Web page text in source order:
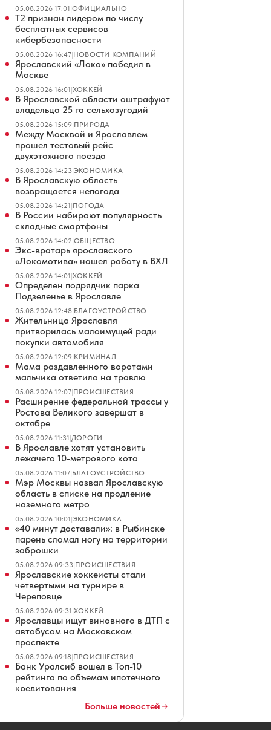
05.08.2026 17:01|ОФИЦИАЛЬНО
Т2 признан лидером по числу
бесплатных сервисов
кибербезопасности
05.08.2026 16:47|НОВОСТИ КОМПАНИЙ
Ярославский «Локо» победил в
Москве
05.08.2026 16:01|ХОККЕЙ
В Ярославской области оштрафуют
владельца 25 га сельхозугодий
05.08.2026 15:09|ПРИРОДА
Между Москвой и Ярославлем
прошел тестовый рейс
двухэтажного поезда
05.08.2026 14:23|ЭКОНОМИКА
В Ярославскую область
возвращается непогода
05.08.2026 14:21|ПОГОДА
В России набирают популярность
складные смартфоны
05.08.2026 14:02|ОБЩЕСТВО
Экс-вратарь ярославского
«Локомотива» нашел работу в ВХЛ
05.08.2026 14:01|ХОККЕЙ
Определен подрядчик парка
Подзеленье в Ярославле
05.08.2026 12:48|БЛАГОУСТРОЙСТВО
Жительница Ярославля
притворилась малоимущей ради
покупки автомобиля
05.08.2026 12:09|КРИМИНАЛ
Мама раздавленного воротами
мальчика ответила на травлю
05.08.2026 12:07|ПРОИСШЕСТВИЯ
Расширение федеральной трассы у
Ростова Великого завершат в
октябре
05.08.2026 11:31|ДОРОГИ
В Ярославле хотят установить
лежачего 10-метрового кота
05.08.2026 11:07|БЛАГОУСТРОЙСТВО
Мэр Москвы назвал Ярославскую
область в списке на продление
наземного метро
05.08.2026 10:01|ЭКОНОМИКА
«40 минут доставали»: в Рыбинске
парень сломал ногу на территории
заброшки
05.08.2026 09:33|ПРОИСШЕСТВИЯ
Ярославские хоккеисты стали
четвертыми на турнире в
Череповце
05.08.2026 09:31|ХОККЕЙ
Ярославцы ищут виновного в ДТП с
автобусом на Московском
проспекте
05.08.2026 09:18|ПРОИСШЕСТВИЯ
Банк Уралсиб вошел в Топ-10
рейтинга по объемам ипотечного
кредитования
ДАЙДЖЕСТ
Ногами по лицу: осужден хулиган,
избивший женщину в ярославском
Больше новостей